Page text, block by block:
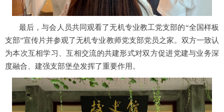
最后，与会人员共同观看了无机专业教工党支部的“全国样板
支部”宣传片并参观了无机专业教师党支部党员之家。双方一致认
为本次互相学习、互相交流的共建形式对双方促进党建与业务深
度融合、建强支部堡垒发挥了重要作用。